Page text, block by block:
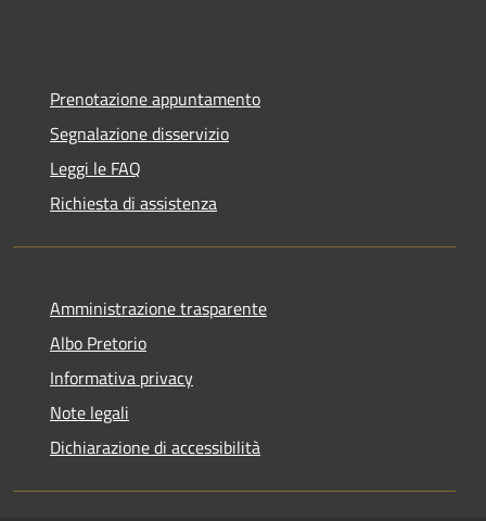
Prenotazione appuntamento
Segnalazione disservizio
Leggi le FAQ
Richiesta di assistenza
Amministrazione trasparente
Albo Pretorio
Informativa privacy
Note legali
Dichiarazione di accessibilità